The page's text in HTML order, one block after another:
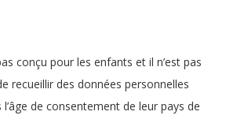
conçu pour les enfants et il n’est pas
recueillir des données personnelles
l’âge de consentement de leur pays de